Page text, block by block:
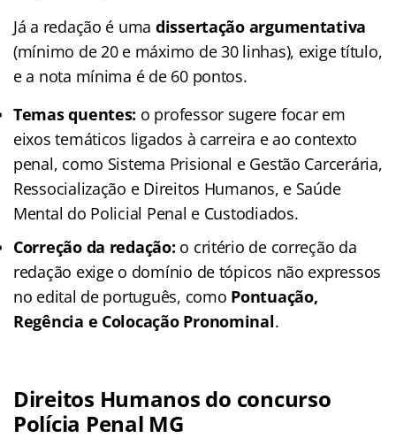
Já a redação é uma dissertação argumentativa
(mínimo de 20 e máximo de 30 linhas), exige título,
e a nota mínima é de 60 pontos.
Temas quentes: o professor sugere focar em
eixos temáticos ligados à carreira e ao contexto
penal, como Sistema Prisional e Gestão Carcerária,
Ressocialização e Direitos Humanos, e Saúde
Mental do Policial Penal e Custodiados.
Correção da redação: o critério de correção da
redação exige o domínio de tópicos não expressos
no edital de português, como Pontuação,
Regência e Colocação Pronominal.
Direitos Humanos do concurso
Polícia Penal MG